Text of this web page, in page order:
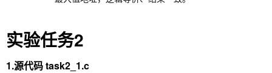
实验任务2
1.源代码 task2_1.c